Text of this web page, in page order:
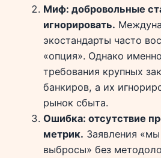
Миф: добровольные
игнорировать.
экостандарты часто
«опция». Однако
требования крупных
банкиров, а их
рынок сбыта.
Ошибка: отсутствие
метрик. Заявления
выбросы» без